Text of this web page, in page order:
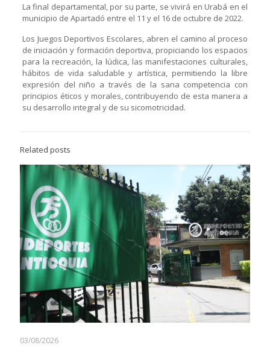
La final departamental, por su parte, se vivirá en Urabá en el
municipio de Apartadó entre el 11 y el 16 de octubre de 2022.
Los Juegos Deportivos Escolares, abren el camino al proceso
de iniciación y formación deportiva, propiciando los espacios
para la recreación, la lúdica, las manifestaciones culturales,
hábitos de vida saludable y artística, permitiendo la libre
expresión del niño a través de la sana competencia con
principios éticos y morales, contribuyendo de esta manera a
su desarrollo integral y de su sicomotricidad.
Related posts
03/08/2026